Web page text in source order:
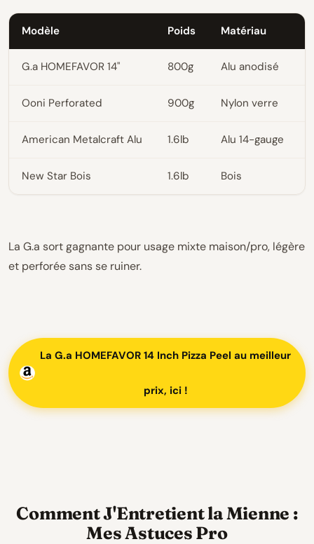
Modèle Poids Matériau
G.a HOMEFAVOR 14" 800g Alu anodisé
Ooni Perforated 900g Nylon verre
American Metalcraft Alu 1.6lb Alu 14-gauge
New Star Bois 1.6lb Bois
La G.a sort gagnante pour usage mixte maison/pro, légère
et perforée sans se ruiner.
La G.a HOMEFAVOR 14 Inch Pizza Peel au meilleur
prix, ici !
Comment J'Entretient la Mienne :
Mes Astuces Pro